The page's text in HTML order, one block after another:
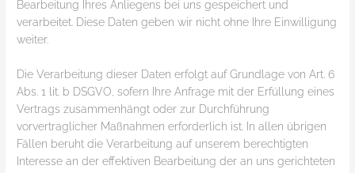
Bearbeitung Ihres Anliegens bei uns gespeichert und
verarbeitet. Diese Daten geben wir nicht ohne Ihre Einwilligung
weiter.
Die Verarbeitung dieser Daten erfolgt auf Grundlage von Art. 6
Abs. 1 lit. b DSGVO, sofern Ihre Anfrage mit der Erfüllung eines
Vertrags zusammenhängt oder zur Durchführung
vorvertraglicher Maßnahmen erforderlich ist. In allen übrigen
Fällen beruht die Verarbeitung auf unserem berechtigten
Interesse an der effektiven Bearbeitung der an uns gerichteten